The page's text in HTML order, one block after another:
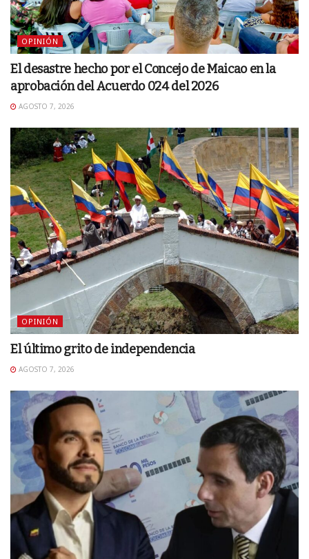
OPINIÓN
El desastre hecho por el Concejo de Maicao en la
aprobación del Acuerdo 024 del 2026
AGOSTO 7, 2026
OPINIÓN
El último grito de independencia
AGOSTO 7, 2026